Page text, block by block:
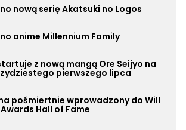
nową serię Akatsuki no Logos
anime Millennium Family
z nową mangą Ore Seijyo na
pierwszego lipca
pośmiertnie wprowadzony do Will
Hall of Fame